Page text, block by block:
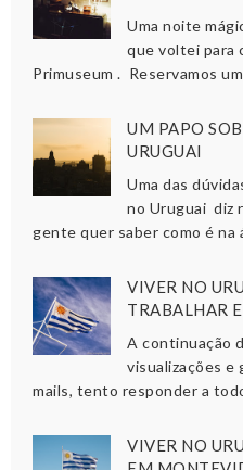
Uma noite
que voltei para
Primuseum . Reservamos
UM PAPO
URUGUAI
Uma das
no Uruguai diz
gente quer saber como é na
VIVER NO
TRABALHAR
A continuação
visualizações e
mails, tento responder a
VIVER NO